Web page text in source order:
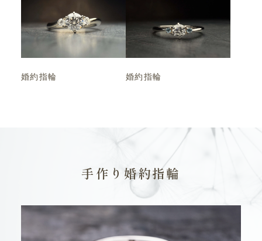
婚約指輪 婚約指輪
手作り婚約指輪